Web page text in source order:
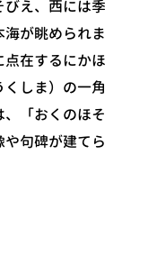
え、西には季
が眺められま
在するにかほ
しま）の一角
「おくのほそ
句碑が建てら